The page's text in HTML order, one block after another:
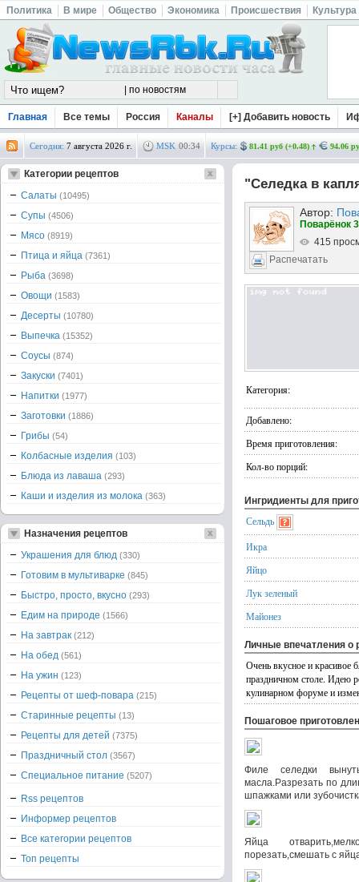
Политика В мире Общество Экономика Происшествия Культура
Главная Все темы Россия Каналы [+] Добавить новость
Сегодня: 7 августа 2026 г. MSK 00:34 Курсы: 81.41 руб (+0.48) 94.06
"Селедка в
Автор:
Поварёнок
415
Распечатать
Категория:
Добавлено:
Время приготовления:
Кол-во порций:
Ингридиенты для
Сельдь
Икра
Яйцо
Лук зеленый
Майонез
Личные впечатления о
Очень вкусное и красивое
праздничном столе. Идею
кулинарном форуме и
Пошаговое
Филе селедки
масла.Разрезать по
шпажками или
Яйца
порезать,смешать с
Категории рецептов
Салаты (10495)
Супы (4506)
Мясо (8919)
Птица и яйца (7361)
Рыба (3698)
Овощи (1583)
Десерты (10780)
Выпечка (15352)
Соусы (874)
Закуски (7401)
Напитки (1977)
Заготовки (1886)
Грибы (54)
Колбасные изделия (103)
Блюда из лаваша (293)
Каши и изделия из молока (363)
Назначения рецептов
Украшения для блюд (330)
Готовим в мультиварке (845)
Быстро, просто, вкусно (293)
Едим на природе (1566)
На завтрак (212)
На обед (561)
На ужин (123)
Рецепты от шеф-повара (215)
Старинные рецепты (13)
Рецепты для детей (7375)
Праздничный стол (3567)
Специальное питание (5207)
Rss рецептов
Информер рецептов
Все категории рецептов
Топ рецепты